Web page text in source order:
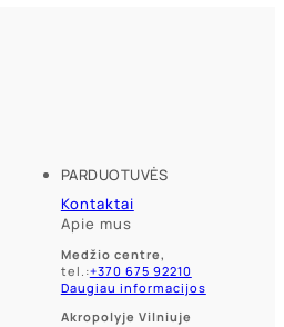
PARDUOTUVĖS
Kontaktai
Apie mus
Medžio centre,
tel.:+370 675 92210
Daugiau informacijos
Akropolyje Vilniuje